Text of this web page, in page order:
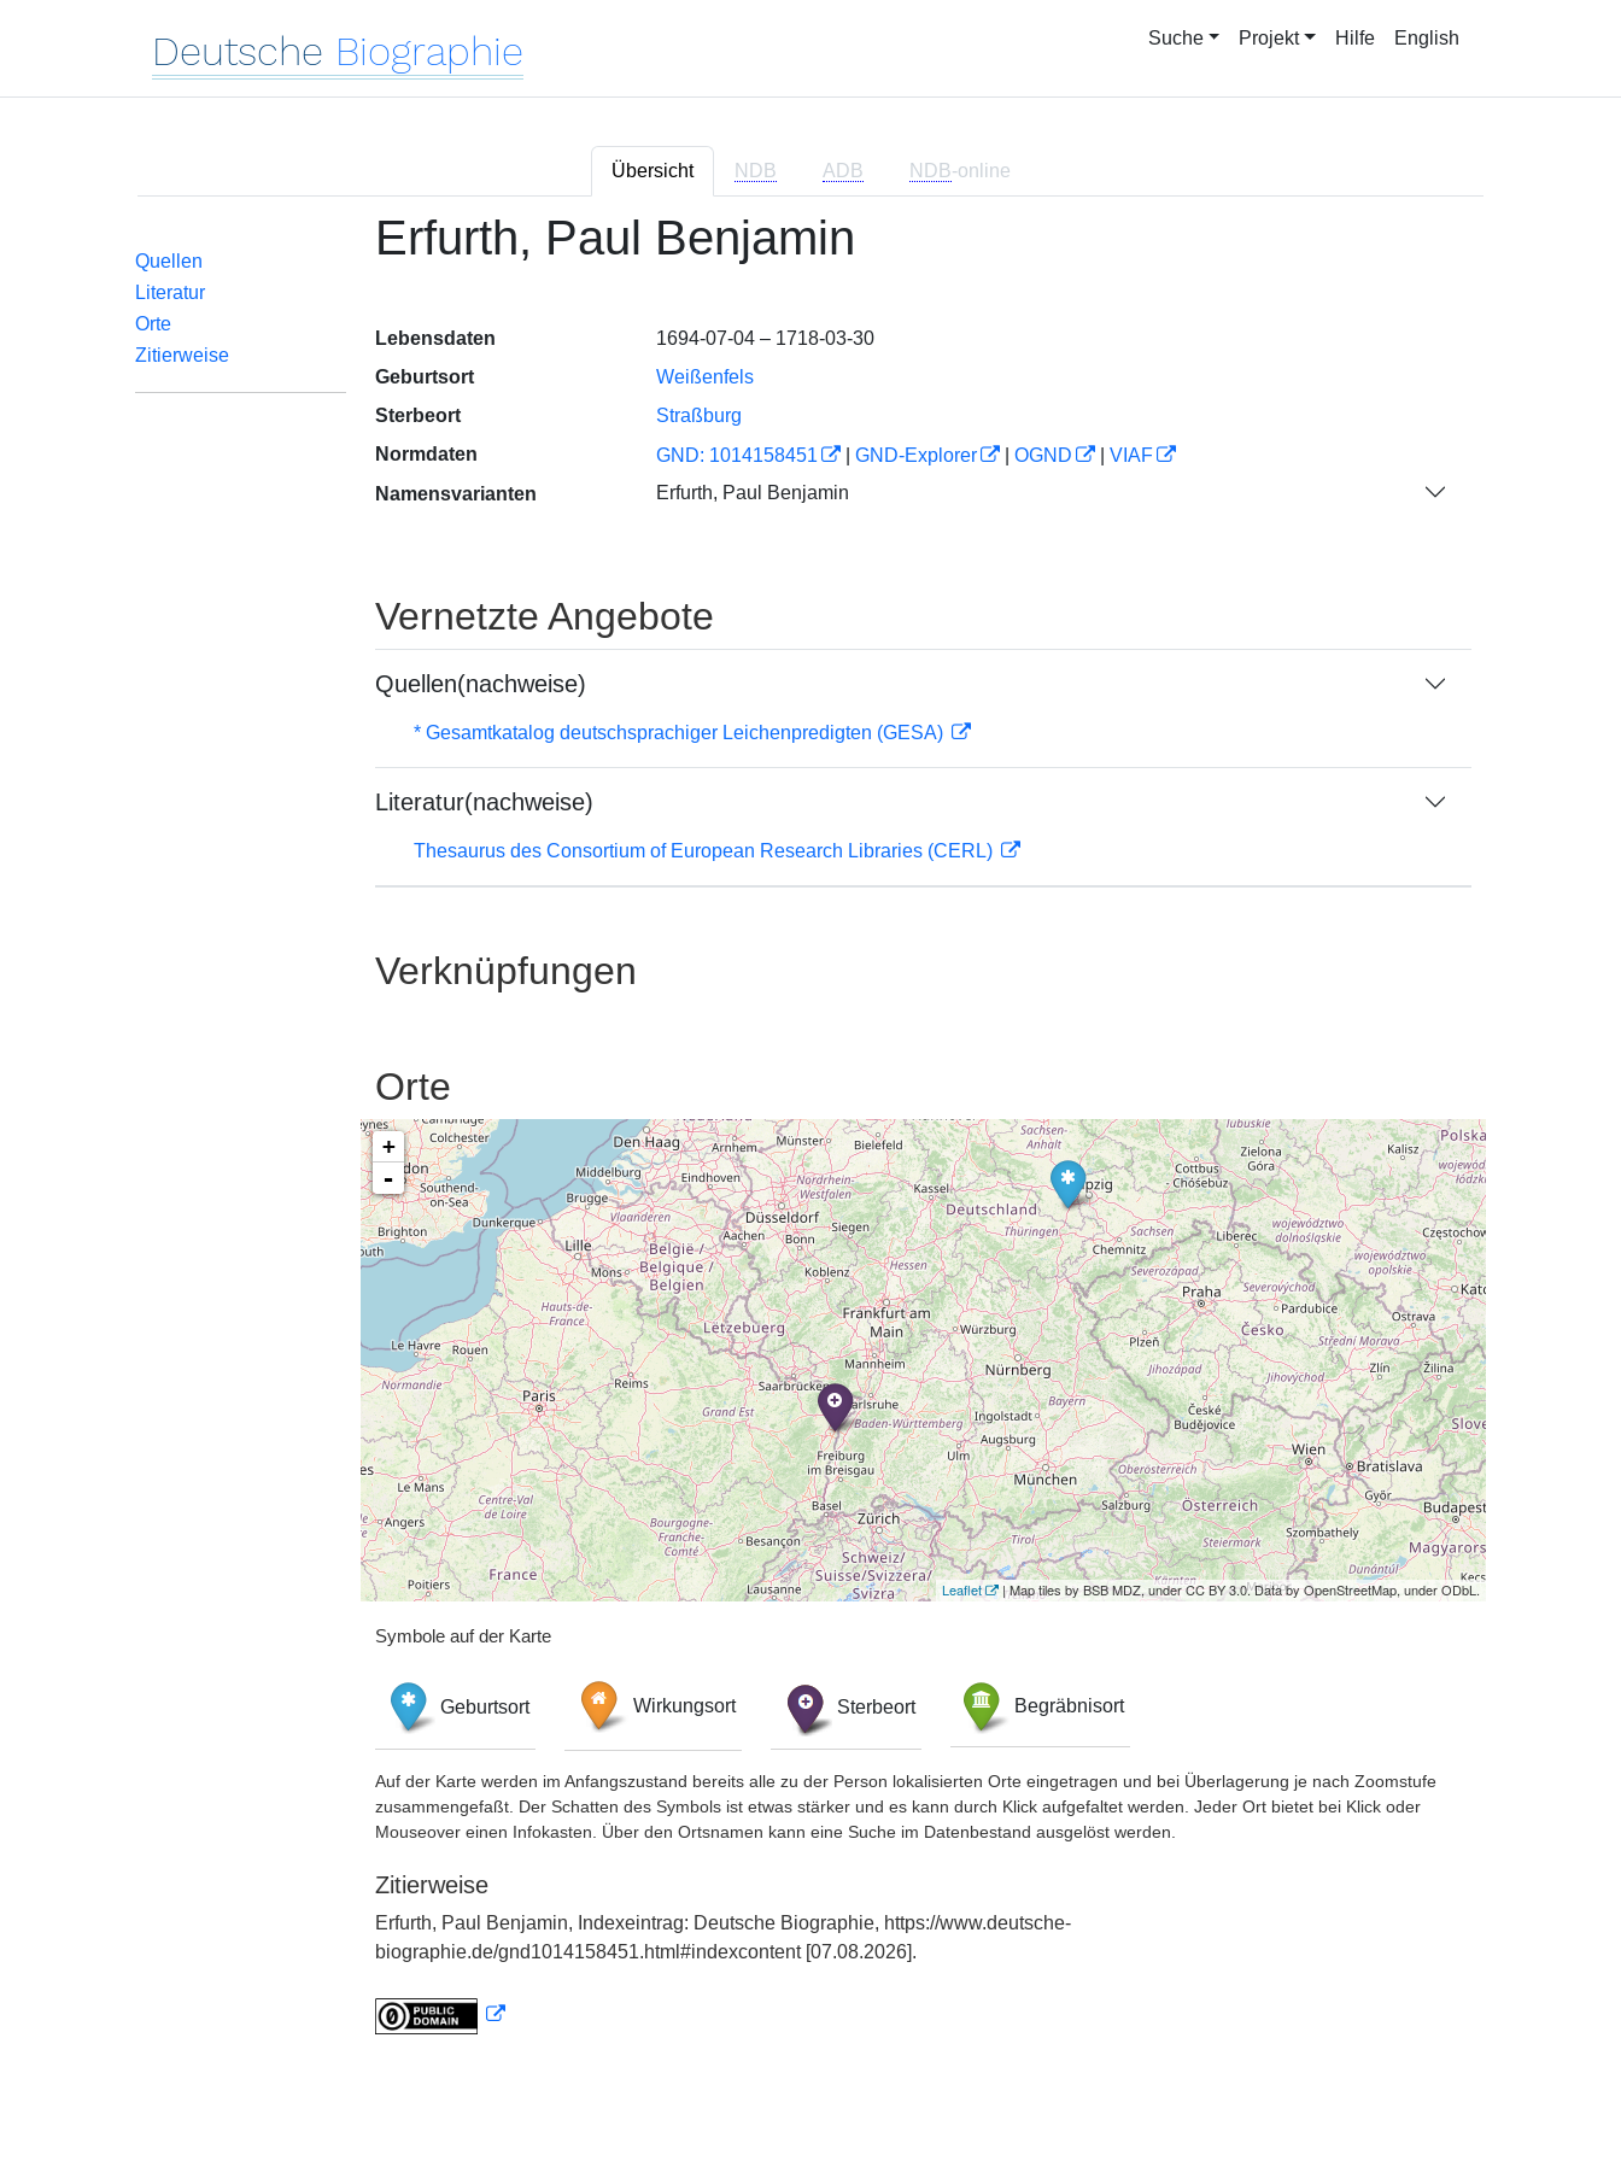
Deutsche Biographie Suche Projekt Hilfe English
Übersicht NDB ADB NDB-online
Quellen
Literatur
Orte
Zitierweise
Erfurth, Paul Benjamin
Lebensdaten
1694-07-04 – 1718-03-30
Geburtsort
Weißenfels
Sterbeort
Straßburg
Normdaten
GND: 1014158451 GND-Explorer OGND
VIAF
Namensvarianten
Erfurth, Paul Benjamin
Vernetzte Angebote
Quellen(nachweise)
* Gesamtkatalog deutschsprachiger Leichenpredigten (GESA)
Literatur(nachweise)
Thesaurus des Consortium of European Research Libraries (CERL)
Verknüpfungen
Orte
+
-
Leaflet | Map tiles by BSB MDZ, under CC BY 3.0. Data by OpenStreetMap, under ODbL.
Symbole auf der Karte
Geburtsort Wirkungsort Sterbeort Begräbnisort
Auf der Karte werden im Anfangszustand bereits alle zu der Person lokalisierten Orte eingetragen und bei Überlagerung je nach Zoomstufe
zusammengefaßt. Der Schatten des Symbols ist etwas stärker und es kann durch Klick aufgefaltet werden. Jeder Ort bietet bei Klick oder
Mouseover einen Infokasten. Über den Ortsnamen kann eine Suche im Datenbestand ausgelöst werden.
Zitierweise
Erfurth, Paul Benjamin, Indexeintrag: Deutsche Biographie, https://www.deutsche-
biographie.de/gnd1014158451.html#indexcontent [07.08.2026].